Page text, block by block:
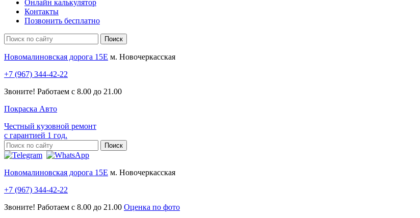
Онлайн калькулятор
Контакты
Позвонить бесплатно
Новомалиновская дорога 15Е м. Новочеркасская
+7 (967) 344-42-22
Звоните! Работаем с 8.00 до 21.00
Покраска Авто
Честный кузовной ремонт
с гарантией 1 год.
Новомалиновская дорога 15Е м. Новочеркасская
+7 (967) 344-42-22
Звоните! Работаем с 8.00 до 21.00 Оценка по фото